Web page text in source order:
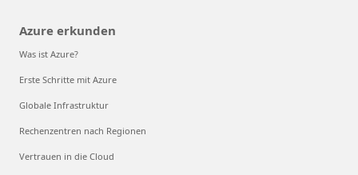
Azure erkunden
Was ist Azure?
Erste Schritte mit Azure
Globale Infrastruktur
Rechenzentren nach Regionen
Vertrauen in die Cloud